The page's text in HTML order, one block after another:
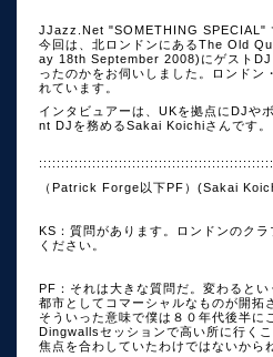
JJazz.Net "SOMETHING SPECIAL"
今回は、北ロンドンにあるThe Old
ay 18th September 2008)にゲストDJ
ったのかをお伺いしました。ロンド
れています。
インタビュアーは、UKを拠点にDJや
nt DJを務めるSakai Koichiさんです。
（Patrick Forge以下PF）(Sakai
KS：質問があります。ロンドンのク
ください。
PF：それは大きな質問だ。変わると
都市としてコマーシャルなものが開拓
そういった意味で僕は８０年代後半
Dingwallsセッションで高い所に行く
焦点を合わしていたわけではないから